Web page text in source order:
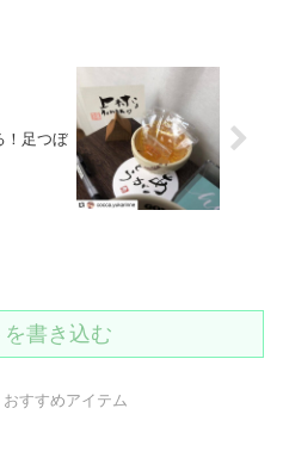
！足つぼ
を書き込む
おすすめアイテム